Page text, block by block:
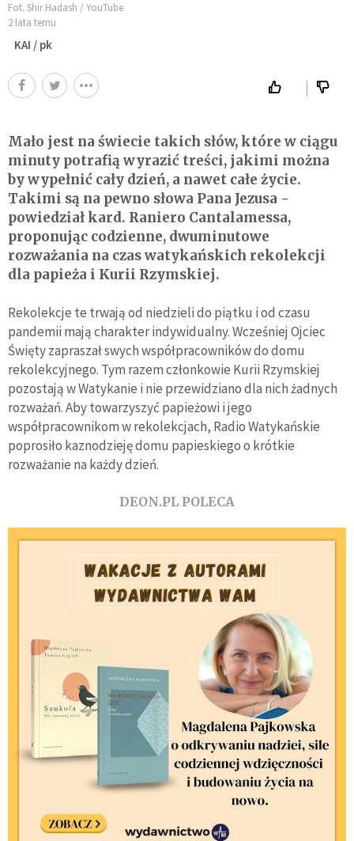
Fot. Shir Hadash / YouTube
2 lata temu
KAI / pk
Mało jest na świecie takich słów, które w ciągu
minuty potrafią wyrazić treści, jakimi można
by wypełnić cały dzień, a nawet całe życie.
Takimi są na pewno słowa Pana Jezusa -
powiedział kard. Raniero Cantalamessa,
proponując codzienne, dwuminutowe
rozważania na czas watykańskich rekolekcji
dla papieża i Kurii Rzymskiej.
Rekolekcje te trwają od niedzieli do piątku i od czasu
pandemii mają charakter indywidualny. Wcześniej Ojciec
Święty zapraszał swych współpracowników do domu
rekolekcyjnego. Tym razem członkowie Kurii Rzymskiej
pozostają w Watykanie i nie przewidziano dla nich żadnych
rozważań. Aby towarzyszyć papieżowi i jego
współpracownikom w rekolekcjach, Radio Watykańskie
poprosiło kaznodzieję domu papieskiego o krótkie
rozważanie na każdy dzień.
DEON.PL POLECA